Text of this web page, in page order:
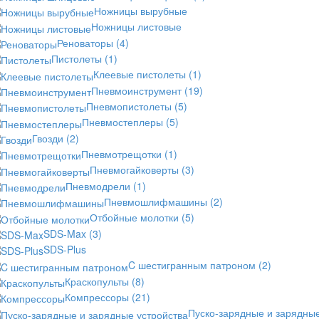
Ножницы вырубные
Ножницы листовые
Реноваторы (4)
Пистолеты (1)
Клеевые пистолеты (1)
Пневмоинструмент (19)
Пневмопистолеты (5)
Пневмостеплеры (5)
Гвозди (2)
Пневмотрещотки (1)
Пневмогайковерты (3)
Пневмодрели (1)
Пневмошлифмашины (2)
Отбойные молотки (5)
SDS-Max (3)
SDS-Plus
C шестигранным патроном (2)
Краскопульты (8)
Компрессоры (21)
Пуско-зарядные и